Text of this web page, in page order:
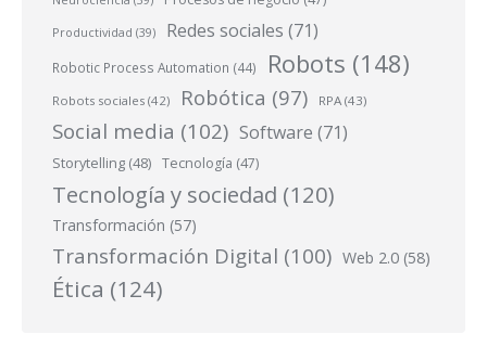
Productividad (39) Redes sociales (71)
Robotic Process Automation (44) Robots (148)
Robots sociales (42) Robótica (97) RPA (43)
Social media (102) Software (71)
Storytelling (48) Tecnología (47)
Tecnología y sociedad (120)
Transformación (57)
Transformación Digital (100) Web 2.0 (58)
Ética (124)